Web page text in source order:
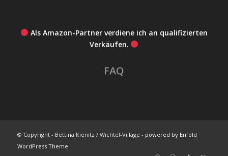
Als Amazon-Partner verdiene ich an qualifizierten
Verkäufen.
FAQ
© Copyright - Bettina Kienitz / Wichtel-Village - powered by Enfold
WordPress Theme